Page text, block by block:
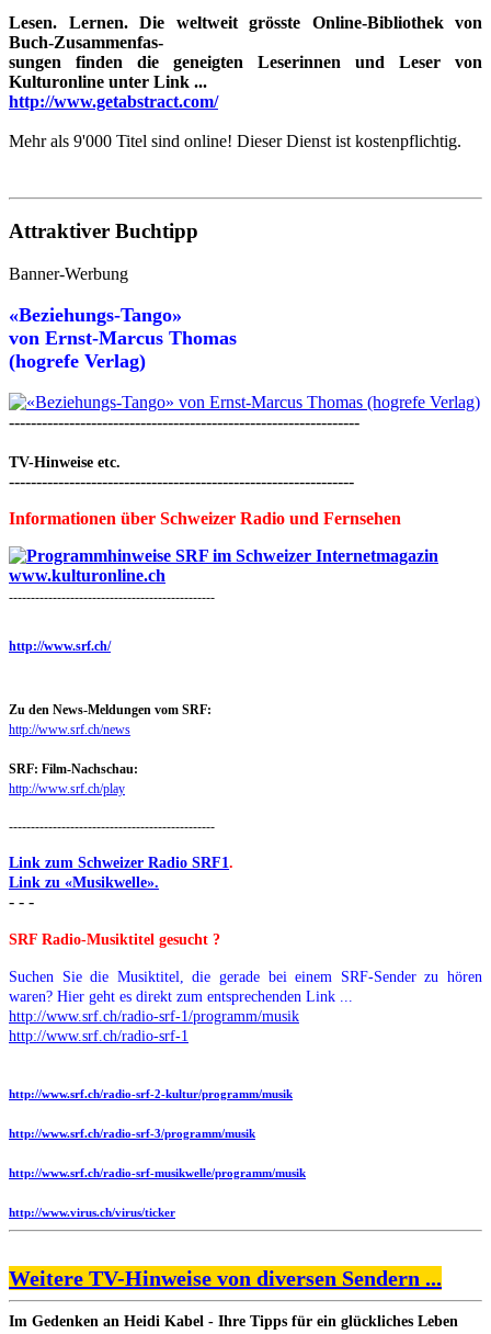
Lesen. Lernen. Die weltweit grösste Online-Bibliothek von
Buch-Zusammenfas-
sungen finden die geneigten Leserinnen und Leser von
Kulturonline unter Link ...
http://www.getabstract.com/
Mehr als 9'000 Titel sind online! Dieser Dienst ist kostenpflichtig.
Attraktiver Buchtipp
Banner-Werbung
«Beziehungs-Tango»
von Ernst-Marcus Thomas
(hogrefe Verlag)
----------------------------------------------------------------
TV-Hinweise etc.
---------------------------------------------------------------
Informationen über Schweizer Radio und Fernsehen
-----------------------------------------------
http://www.srf.ch/
Zu den News-Meldungen vom SRF:
http://www.srf.ch/news
SRF: Film-Nachschau:
http://www.srf.ch/play
-----------------------------------------------
Link zum Schweizer Radio SRF1 .
Link zu «Musikwelle».
- - -
SRF Radio-Musiktitel gesucht ?
Suchen Sie die Musiktitel, die gerade bei einem SRF-Sender zu hören
waren? Hier geht es direkt zum entsprechenden Link ...
http://www.srf.ch/radio-srf-1/programm/musik
http://www.srf.ch/radio-srf-1
http://www.srf.ch/radio-srf-2-kultur/programm/musik
http://www.srf.ch/radio-srf-3/programm/musik
http://www.srf.ch/radio-srf-musikwelle/programm/musik
http://www.virus.ch/virus/ticker
Weitere TV-Hinweise von diversen Sendern ...
Im Gedenken an Heidi Kabel - Ihre Tipps für ein glückliches Leben